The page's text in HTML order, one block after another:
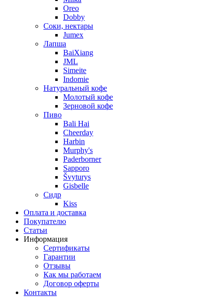
Oreo
Dobby
Соки, нектары
Jumex
Лапша
BaiXiang
JML
Simeite
Indomie
Натуральный кофе
Молотый кофе
Зерновой кофе
Пиво
Bali Hai
Cheerday
Harbin
Murphy's
Paderborner
Sapporo
Švyturys
Gisbelle
Сидр
Kiss
Оплата и доставка
Покупателю
Статьи
Информация
Сертификаты
Гарантии
Отзывы
Как мы работаем
Договор оферты
Контакты